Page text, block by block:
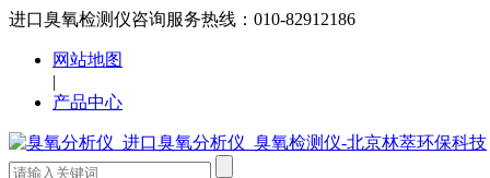
进口臭氧检测仪咨询服务热线：010-82912186
网站地图
|
产品中心